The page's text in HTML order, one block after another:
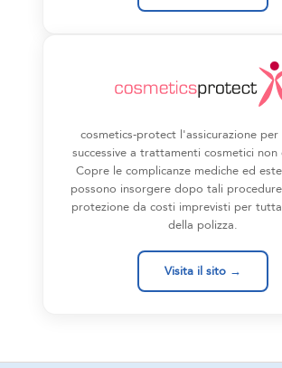
cosmetics-protect l'assicurazione per
successive a trattamenti cosmetici non
Copre le complicanze mediche ed
possono insorgere dopo tali
protezione da costi imprevisti per
della polizza.
Visita il sito →